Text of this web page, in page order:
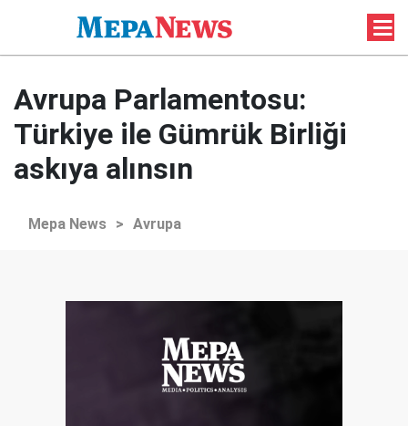
Avrupa Parlamentosu:
Türkiye ile Gümrük Birliği
askıya alınsın
Mepa News > Avrupa